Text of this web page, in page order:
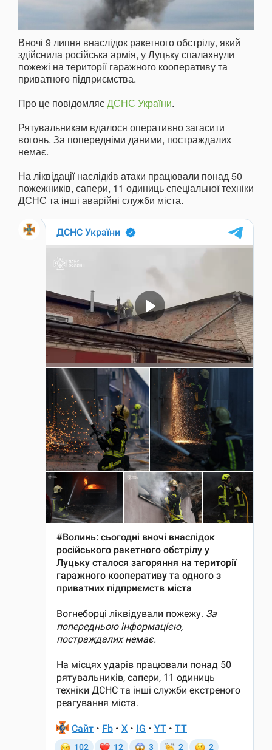
Вночі 9 липня внаслідок ракетного обстрілу, який
здійснила російська армія, у Луцьку спалахнули
пожежі на території гаражного кооперативу та
приватного підприємства.
Про це повідомляєДСНС України.
Рятувальникам вдалося оперативно загасити
вогонь. За попередніми даними, постраждалих
немає.
На ліквідації наслідків атаки працювали понад 50
пожежників, сапери, 11 одиниць спеціальної техніки
ДСНС та інші аварійні служби міста.